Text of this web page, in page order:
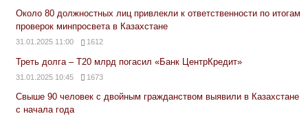
Около 80 должностных лиц привлекли к ответственности по итогам
проверок минпросвета в Казахстане
31.01.2025 11:00 1612
Треть долга – Т20 млрд погасил «Банк ЦентрКредит»
31.01.2025 10:45 1673
Свыше 90 человек с двойным гражданством выявили в Казахстане
с начала года